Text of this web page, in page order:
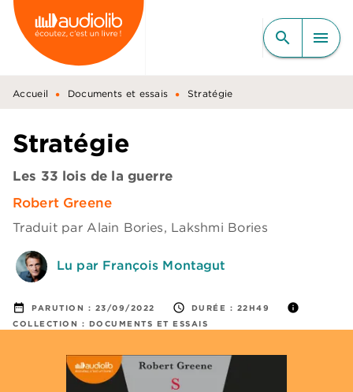
MENU RECHERCHE
CONTENU
PIED DE PAGE
search menu
Accueil • Documents et essais • Stratégie
Stratégie
Les 33 lois de la guerre
Robert Greene
Traduit parAlain Bories, Lakshmi Bories
Lu par François Montagut
date_range PARUTION : 23/09/2022 access_time DURÉE : 22H49 info
COLLECTION : DOCUMENTS ET ESSAIS